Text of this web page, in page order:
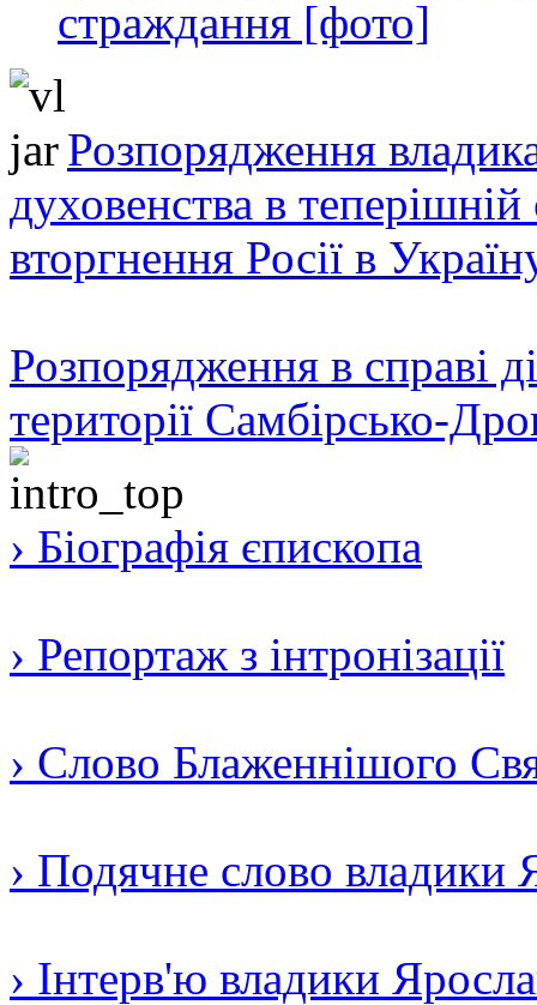
страждання [фото]
Розпорядження
духовенства в теперішній
вторгнення Росії в
Розпорядження в справі
території Самбірсько-
› Біографія єпископа
› Репортаж з інтронізації
› Слово Блаженнішого
› Подячне слово владики
› Інтерв'ю владики